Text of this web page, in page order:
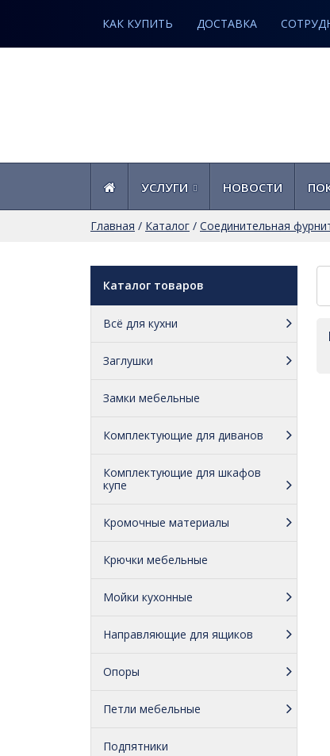
КАК КУПИТЬ ДОСТАВКА
УСЛУГИ НОВОСТИ
Главная / Каталог / Соединительная
Каталог товаров
Всё для кухни
Заглушки
Замки мебельные
Комплектующие для диванов
Комплектующие для шкафов
купе
Кромочные материалы
Крючки мебельные
Мойки кухонные
Направляющие для ящиков
Опоры
Петли мебельные
Подпятники